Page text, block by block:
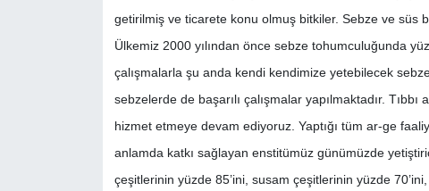
getirilmiş ve ticarete konu olmuş bitkiler. Sebze ve süs
Ülkemiz 2000 yılından önce sebze tohumculuğunda
çalışmalarla şu anda kendi kendimize yetebilecek
sebzelerde de başarılı çalışmalar yapılmaktadır.
hizmet etmeye devam ediyoruz. Yaptığı tüm ar-ge
anlamda katkı sağlayan enstitümüz günümüzde
çeşitlerinin yüzde 85’ini, susam çeşitlerinin yüzde